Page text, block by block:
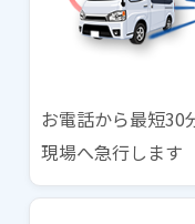
お電話から最短30
現場へ急行します